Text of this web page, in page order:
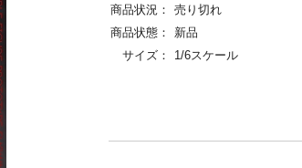
商品状況：
売り切れ
商品状態：
新品
サイズ：
1/6スケール